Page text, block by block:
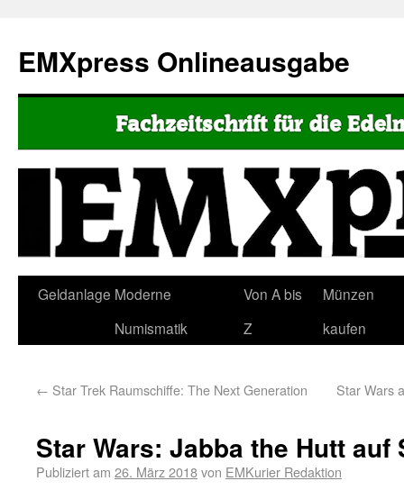
EMXpress Onlineausgabe
Geldanlage Moderne
Numismatik
Von A bis
Z
Münzen
kaufen
← Star Trek Raumschiffe: The Next Generation Star Wars
Star Wars: Jabba the Hutt auf
Publiziert am 26. März 2018von EMKurier Redaktion